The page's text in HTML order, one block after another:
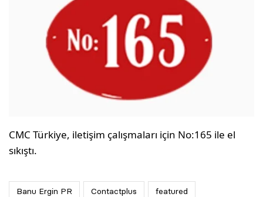
CMC Türkiye, iletişim çalışmaları için No:165 ile el
sıkıştı.
Banu Ergin PR Contactplus featured